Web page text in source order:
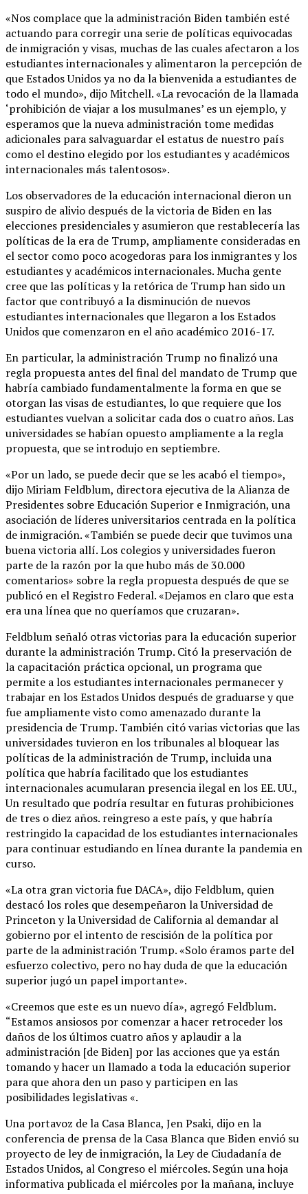
«Nos complace que la administración Biden también esté
actuando para corregir una serie de políticas equivocadas
de inmigración y visas, muchas de las cuales afectaron a los
estudiantes internacionales y alimentaron la percepción de
que Estados Unidos ya no da la bienvenida a estudiantes de
todo el mundo», dijo Mitchell. «La revocación de la llamada
‘prohibición de viajar a los musulmanes’ es un ejemplo, y
esperamos que la nueva administración tome medidas
adicionales para salvaguardar el estatus de nuestro país
como el destino elegido por los estudiantes y académicos
internacionales más talentosos».
Los observadores de la educación internacional dieron un
suspiro de alivio después de la victoria de Biden en las
elecciones presidenciales y asumieron que restablecería las
políticas de la era de Trump, ampliamente consideradas en
el sector como poco acogedoras para los inmigrantes y los
estudiantes y académicos internacionales. Mucha gente
cree que las políticas y la retórica de Trump han sido un
factor que contribuyó a la disminución de nuevos
estudiantes internacionales que llegaron a los Estados
Unidos que comenzaron en el año académico 2016-17.
En particular, la administración Trump no finalizó una
regla propuesta antes del final del mandato de Trump que
habría cambiado fundamentalmente la forma en que se
otorgan las visas de estudiantes, lo que requiere que los
estudiantes vuelvan a solicitar cada dos o cuatro años. Las
universidades se habían opuesto ampliamente a la regla
propuesta, que se introdujo en septiembre.
«Por un lado, se puede decir que se les acabó el tiempo»,
dijo Miriam Feldblum, directora ejecutiva de la Alianza de
Presidentes sobre Educación Superior e Inmigración, una
asociación de líderes universitarios centrada en la política
de inmigración. «También se puede decir que tuvimos una
buena victoria allí. Los colegios y universidades fueron
parte de la razón por la que hubo más de 30.000
comentarios» sobre la regla propuesta después de que se
publicó en el Registro Federal. «Dejamos en claro que esta
era una línea que no queríamos que cruzaran».
Feldblum señaló otras victorias para la educación superior
durante la administración Trump. Citó la preservación de
la capacitación práctica opcional, un programa que
permite a los estudiantes internacionales permanecer y
trabajar en los Estados Unidos después de graduarse y que
fue ampliamente visto como amenazado durante la
presidencia de Trump. También citó varias victorias que las
universidades tuvieron en los tribunales al bloquear las
políticas de la administración de Trump, incluida una
política que habría facilitado que los estudiantes
internacionales acumularan presencia ilegal en los EE. UU.,
Un resultado que podría resultar en futuras prohibiciones
de tres o diez años. reingreso a este país, y que habría
restringido la capacidad de los estudiantes internacionales
para continuar estudiando en línea durante la pandemia en
curso.
«La otra gran victoria fue DACA», dijo Feldblum, quien
destacó los roles que desempeñaron la Universidad de
Princeton y la Universidad de California al demandar al
gobierno por el intento de rescisión de la política por
parte de la administración Trump. «Solo éramos parte del
esfuerzo colectivo, pero no hay duda de que la educación
superior jugó un papel importante».
«Creemos que este es un nuevo día», agregó Feldblum.
“Estamos ansiosos por comenzar a hacer retroceder los
daños de los últimos cuatro años y aplaudir a la
administración [de Biden] por las acciones que ya están
tomando y hacer un llamado a toda la educación superior
para que ahora den un paso y participen en las
posibilidades legislativas «.
Una portavoz de la Casa Blanca, Jen Psaki, dijo en la
conferencia de prensa de la Casa Blanca que Biden envió su
proyecto de ley de inmigración, la Ley de Ciudadanía de
Estados Unidos, al Congreso el miércoles. Según una hoja
informativa publicada el miércoles por la mañana, incluye